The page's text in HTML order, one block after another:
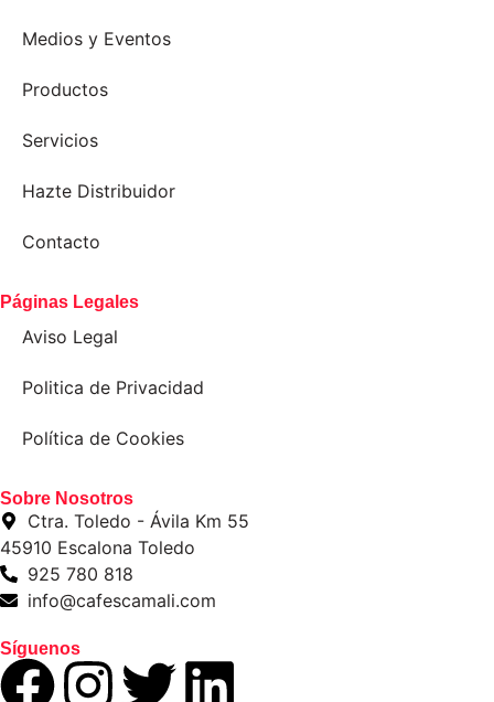
Medios y Eventos
Productos
Servicios
Hazte Distribuidor
Contacto
Páginas Legales
Aviso Legal
Politica de Privacidad
Política de Cookies
Sobre Nosotros
Ctra. Toledo - Ávila Km 55
45910 Escalona Toledo
925 780 818
info@cafescamali.com
Síguenos